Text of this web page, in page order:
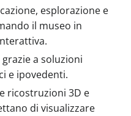
esplorazione e
il museo in
grazie a soluzioni
e ipovedenti.
ricostruzioni 3D e
di visualizzare